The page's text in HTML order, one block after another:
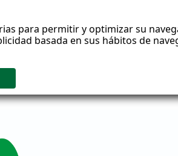
para permitir y optimizar su
basada en sus hábitos de